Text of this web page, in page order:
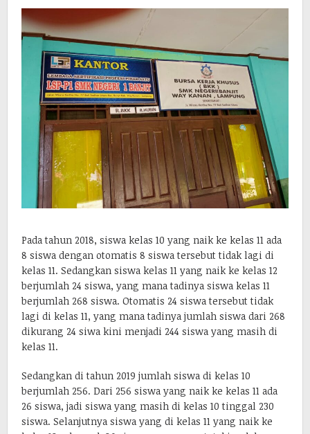
Pada tahun 2018, siswa kelas 10 yang naik ke kelas 11 ada
8 siswa dengan otomatis 8 siswa tersebut tidak lagi di
kelas 11. Sedangkan siswa kelas 11 yang naik ke kelas 12
berjumlah 24 siswa, yang mana tadinya siswa kelas 11
berjumlah 268 siswa. Otomatis 24 siswa tersebut tidak
lagi di kelas 11, yang mana tadinya jumlah siswa dari 268
dikurang 24 siwa kini menjadi 244 siswa yang masih di
kelas 11.
Sedangkan di tahun 2019 jumlah siswa di kelas 10
berjumlah 256. Dari 256 siswa yang naik ke kelas 11 ada
26 siswa, jadi siswa yang masih di kelas 10 tinggal 230
siswa. Selanjutnya siswa yang di kelas 11 yang naik ke